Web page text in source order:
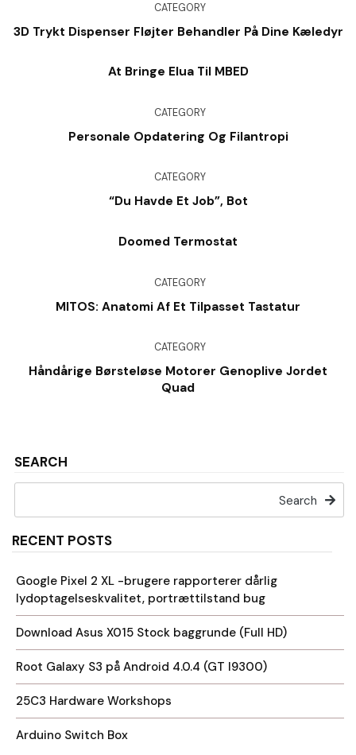
SEARCH
Search
RECENT POSTS
Google Pixel 2 XL -brugere rapporterer dårlig
lydoptagelseskvalitet, portrættilstand bug
Download Asus X015 Stock baggrunde (Full HD)
Root Galaxy S3 på Android 4.0.4 (GT I9300)
25C3 Hardware Workshops
Arduino Switch Box
CATEGORY
3D Trykt Dispenser Fløjter Behandler På Dine Kæledyr
At Bringe Elua Til MBED
CATEGORY
Personale Opdatering Og Filantropi
CATEGORY
“Du Havde Et Job”, Bot
Doomed Termostat
CATEGORY
MITOS: Anatomi Af Et Tilpasset Tastatur
CATEGORY
Håndårige Børsteløse Motorer Genoplive Jordet
Quad